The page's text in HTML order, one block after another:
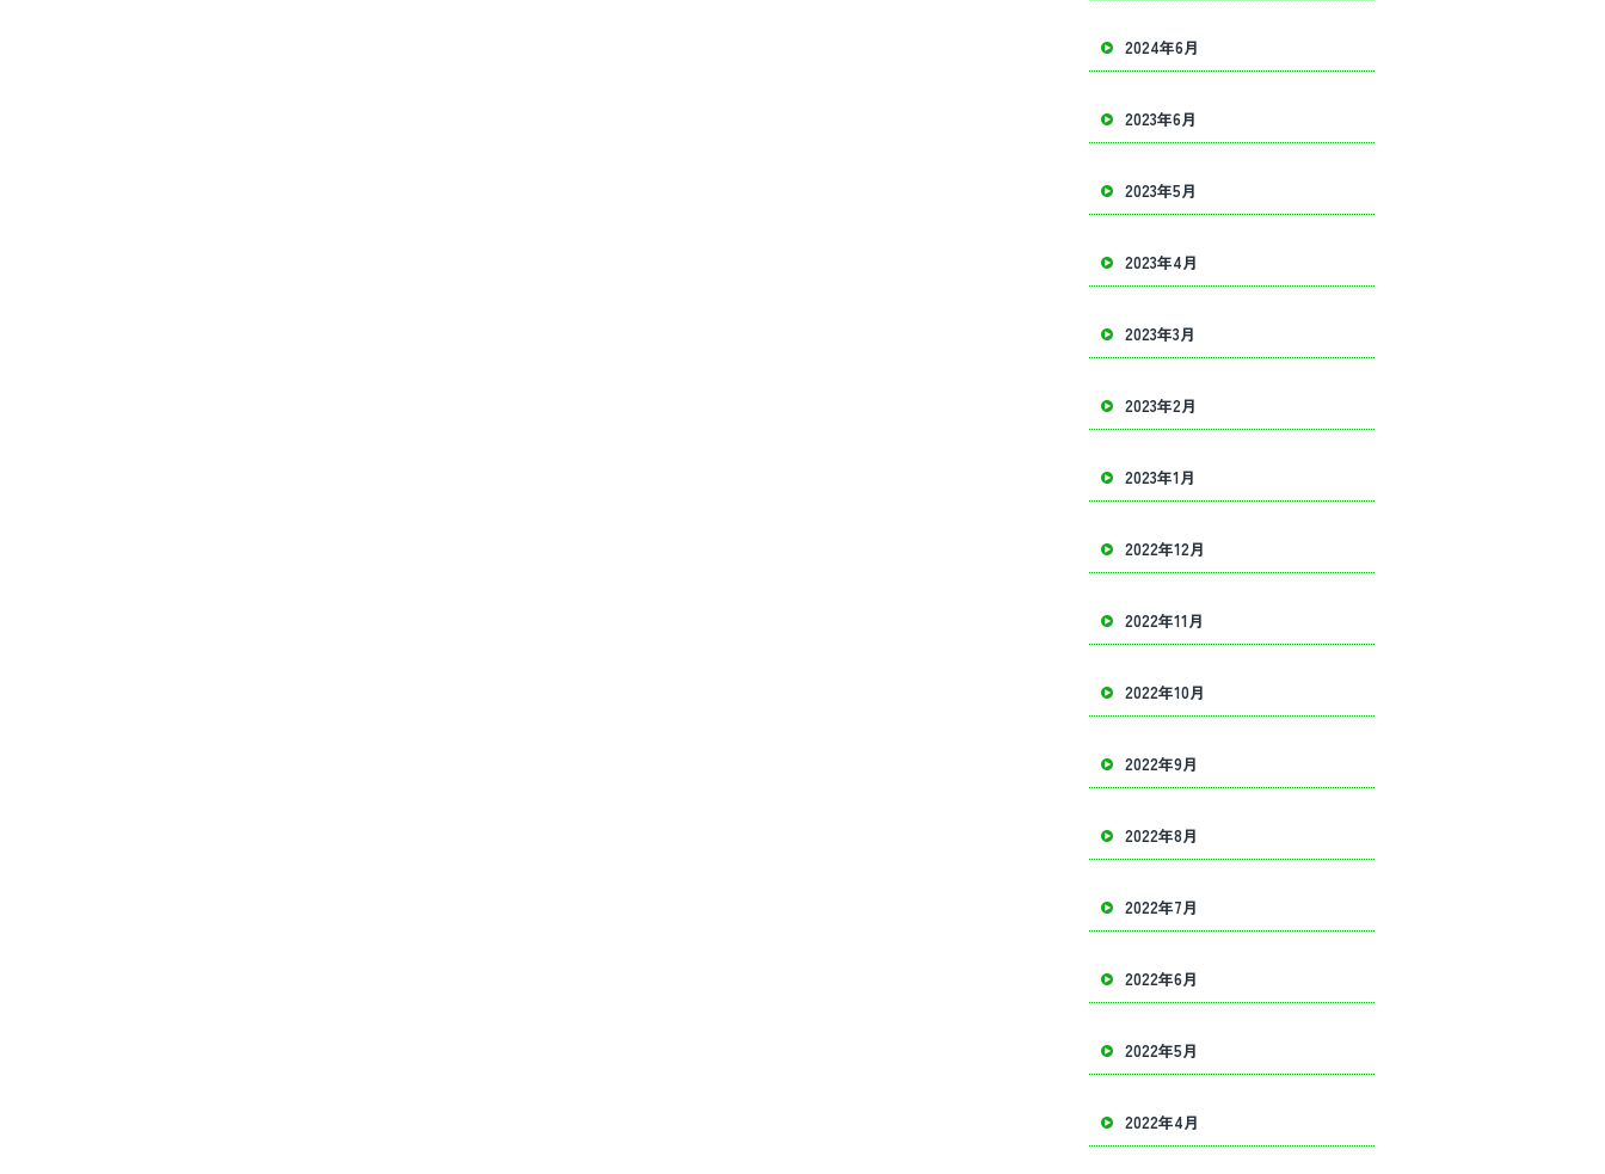
2024年6月
2023年6月
2023年5月
2023年4月
2023年3月
2023年2月
2023年1月
2022年12月
2022年11月
2022年10月
2022年9月
2022年8月
2022年7月
2022年6月
2022年5月
2022年4月